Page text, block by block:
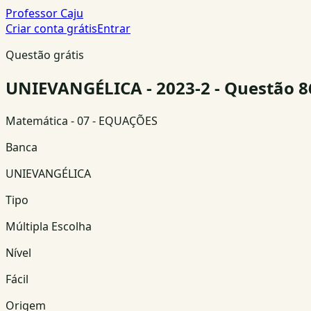
Professor Caju
Criar conta grátisEntrar
Questão grátis
UNIEVANGÉLICA - 2023-2 - Questão
Matemática - 07 - EQUAÇÕES
Banca
UNIEVANGÉLICA
Tipo
Múltipla Escolha
Nível
Fácil
Origem